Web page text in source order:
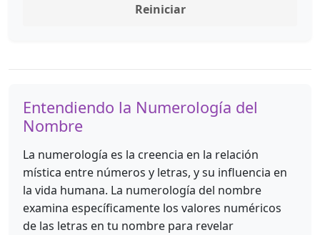
Reiniciar
Entendiendo la Numerología del
Nombre
La numerología es la creencia en la relación
mística entre números y letras, y su influencia en
la vida humana. La numerología del nombre
examina específicamente los valores numéricos
de las letras en tu nombre para revelar